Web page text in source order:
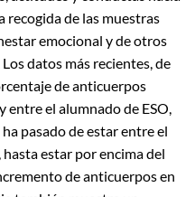
recogida de las muestras
emocional y de otros
datos más recientes, de
de anticuerpos
entre el alumnado de ESO,
pasado de estar entre el
estar por encima del
de anticuerpos en